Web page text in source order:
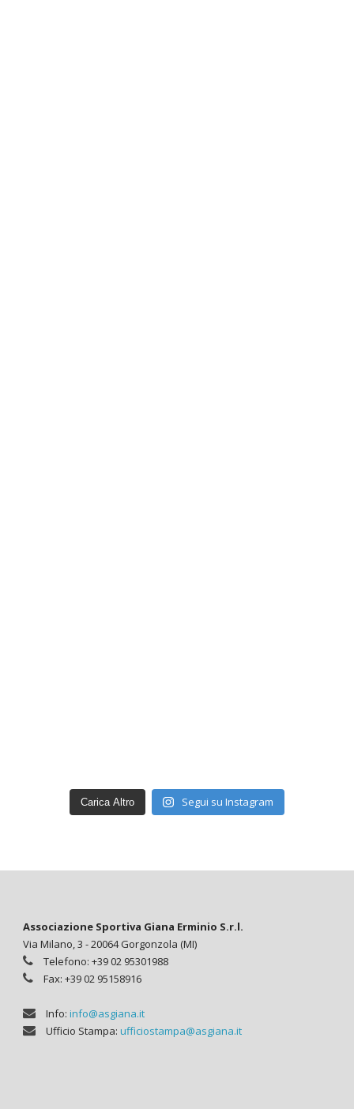
Carica Altro Segui su Instagram
Associazione Sportiva Giana Erminio S.r.l.
Via Milano, 3 - 20064 Gorgonzola (MI)
Telefono: +39 02 95301988
Fax: +39 02 95158916
Info: info@asgiana.it
Ufficio Stampa: ufficiostampa@asgiana.it